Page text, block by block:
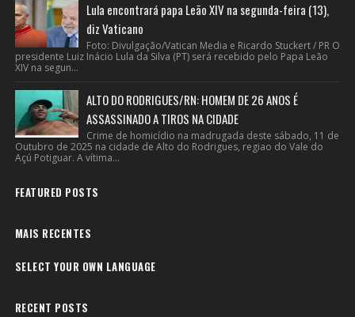
Lula encontrará papa Leão XIV na segunda-feira (13),
diz Vaticano
Foto: Divulgação/Vatican Media e Ricardo Stuckert / PR O
presidente Luiz Inácio Lula da Silva (PT) será recebido pelo Papa Leão
XIV na segun...
ALTO DO RODRIGUES/RN: HOMEM DE 26 ANOS É
ASSASSINADO A TIROS NA CIDADE
Crime de homicídio na madrugada deste sábado, 11 de
Outubro de 2025 na cidade de Alto do Rodrigues, regiao do Vale do
Açú Potiguar. A vítima...
FEATURED POSTS
MAIS RECENTES
SELECT YOUR OWN LANGUAGE
RECENT POSTS